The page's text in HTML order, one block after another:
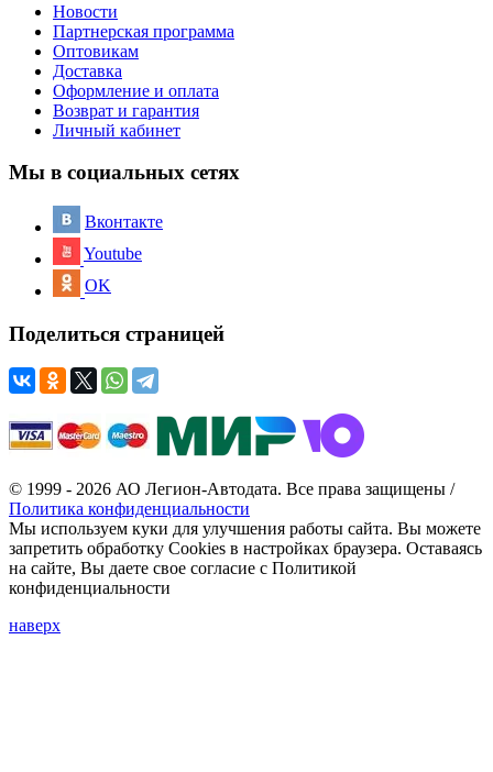
Новости
Партнерская программа
Оптовикам
Доставка
Оформление и оплата
Возврат и гарантия
Личный кабинет
Мы в социальных сетях
Вконтакте
Youtube
OK
Поделиться страницей
© 1999 - 2026 АО Легион-Автодата. Все права защищены /
Политика конфиденциальности
Мы используем куки для улучшения работы сайта. Вы можете
запретить обработку Cookies в настройках браузера. Оставаясь
на сайте, Вы даете свое согласие с Политикой
конфиденциальности
наверх